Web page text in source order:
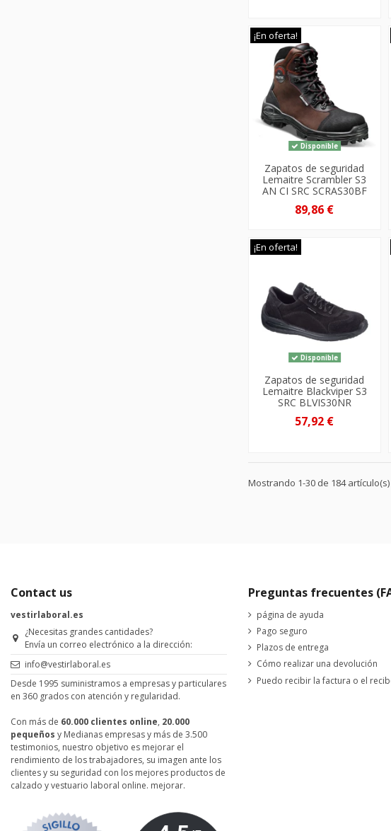
¡En oferta!
Disponible
Zapatos de seguridad
Lemaitre Scrambler S3
AN CI SRC SCRAS30BF
89,86 €
¡En oferta!
Disponible
Zapatos de seguridad
Lemaitre Blackviper S3
SRC BLVIS30NR
57,92 €
Mostrando 1-30 de 184 artículo(s)
Contact us
vestirlaboral.es
¿Necesitas grandes cantidades?
Envía un correo electrónico a la dirección:
info@vestirlaboral.es
Desde 1995 suministramos a empresas y particulares
en 360 grados con atención y regularidad.
Con más de 60.000 clientes online, 20.000
pequeños y Medianas empresas y más de 3.500
testimonios, nuestro objetivo es mejorar el
rendimiento de los trabajadores, su imagen ante los
clientes y su seguridad con los mejores productos de
calzado y vestuario laboral online. mejorar.
Preguntas frecuentes
página de ayuda
Pago seguro
Plazos de entrega
Cómo realizar una devolución
Puedo recibir la factura o el